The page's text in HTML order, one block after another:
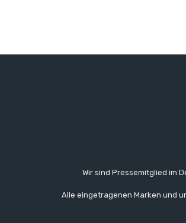
Wir sind Pressemitglied im
Alle eingetragenen Marken und